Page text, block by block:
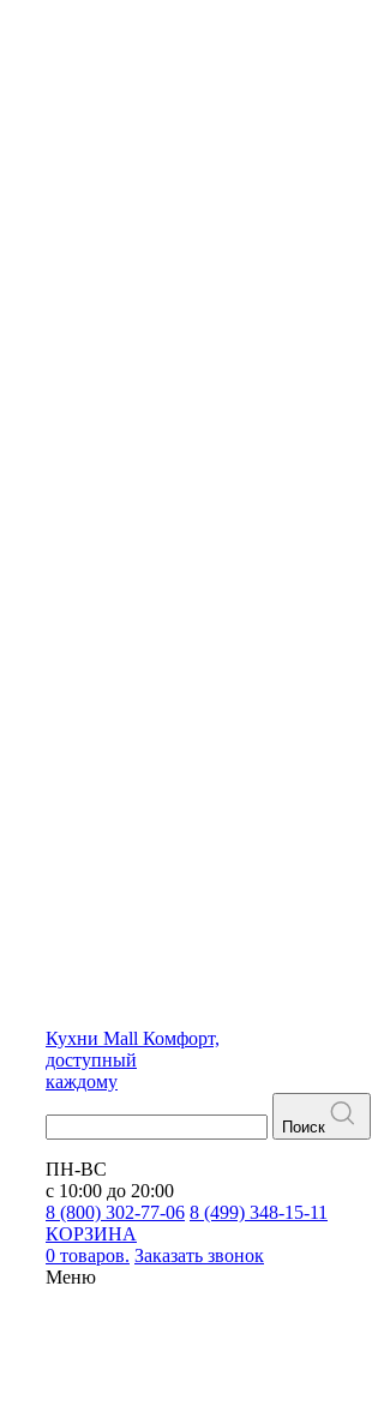
Кухни Mall Комфорт,
доступный
каждому
Поиск
ПН-ВС
с 10:00 до 20:00
8 (800) 302-77-06 8 (499) 348-15-11
КОРЗИНА
0 товаров. Заказать звонок
Меню